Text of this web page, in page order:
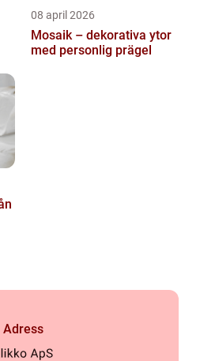
08 april 2026
Mosaik – dekorativa ytor
med personlig prägel
Adress